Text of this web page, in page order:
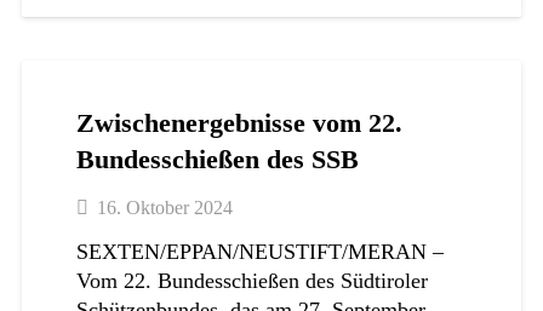
Zwischenergebnisse vom 22.
Bundesschießen des SSB
16. Oktober 2024
SEXTEN/EPPAN/NEUSTIFT/MERAN –
Vom 22. Bundesschießen des Südtiroler